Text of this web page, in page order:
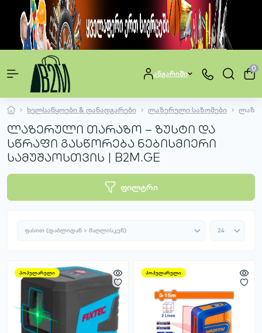
ანგარიში
0
ხელსაწყოები & დანადგარები ლაზერული საზომები
ლაზერული თარაზო – ზუსტი და
სწრაფი გასწორება ნებისმიერი
სამუშაოსთვის | B2M.GE
ფილტრი
პოპულარული პოპულარული